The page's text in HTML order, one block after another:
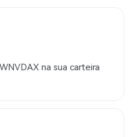
na sua carteira